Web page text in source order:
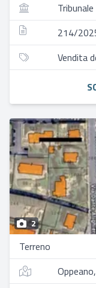
214/
Vendita
2
Terreno